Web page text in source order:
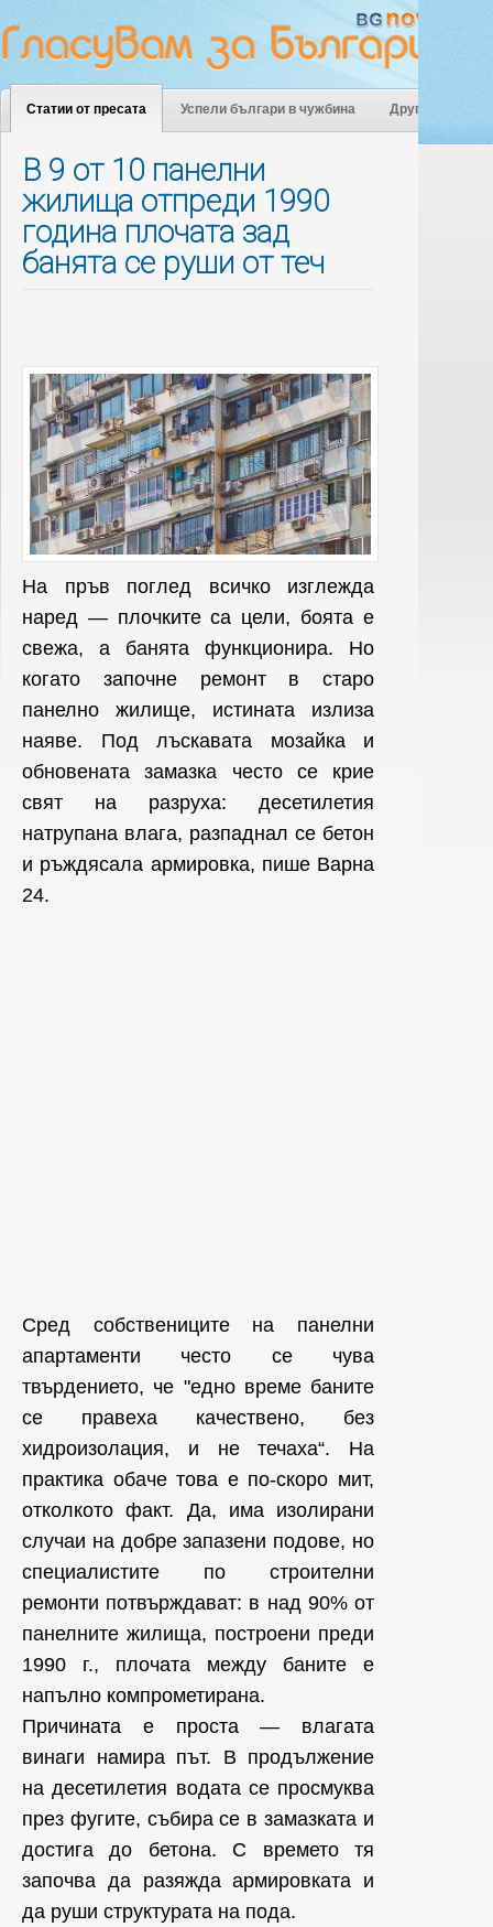
Статии от пресата Успели българи в чужбина Други
В 9 от 10 панелни
жилища отпреди 1990
година плочата зад
банята се руши от теч
На пръв поглед всичко изглежда
наред — плочките са цели, боята е
свежа, а банята функционира. Но
когато започне ремонт в старо
панелно жилище, истината излиза
наяве. Под лъскавата мозайка и
обновената замазка често се крие
свят на разруха: десетилетия
натрупана влага, разпаднал се бетон
и ръждясала армировка, пише Варна
24.
Сред собствениците на панелни
апартаменти често се чува
твърдението, че "едно време баните
се правеха качествено, без
хидроизолация, и не течаха“. На
практика обаче това е по-скоро мит,
отколкото факт. Да, има изолирани
случаи на добре запазени подове, но
специалистите по строителни
ремонти потвърждават: в над 90% от
панелните жилища, построени преди
1990 г., плочата между баните е
напълно компрометирана.
Причината е проста — влагата
винаги намира път. В продължение
на десетилетия водата се просмуква
през фугите, събира се в замазката и
достига до бетона. С времето тя
започва да разяжда армировката и
да руши структурата на пода.